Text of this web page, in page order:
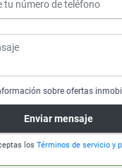
sobre ofertas
Enviar mensaje
los Términos de servicio y